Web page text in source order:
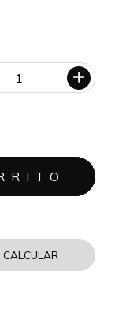
CALCULAR